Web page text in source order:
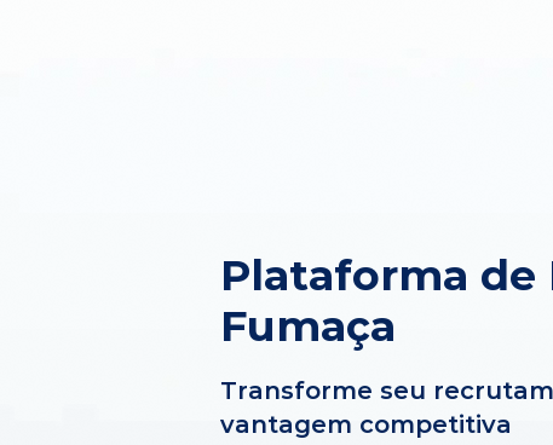
Plataforma de
Fumaça
Transforme seu
vantagem competitiva